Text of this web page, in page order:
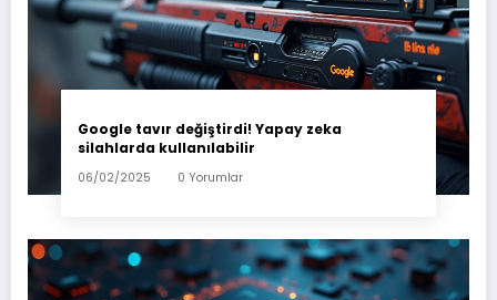
Google tavır değiştirdi! Yapay zeka
silahlarda kullanılabilir
06/02/2025 0 Yorumlar